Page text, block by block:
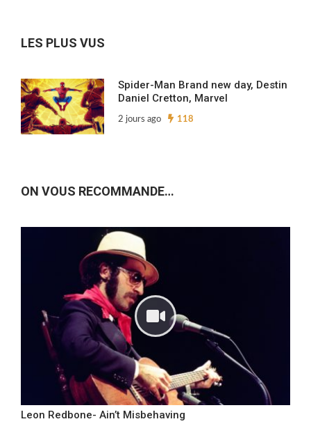
LES PLUS VUS
Spider-Man Brand new day, Destin
Daniel Cretton, Marvel
2 jours ago 118
ON VOUS RECOMMANDE…
Leon Redbone- Ain’t Misbehaving